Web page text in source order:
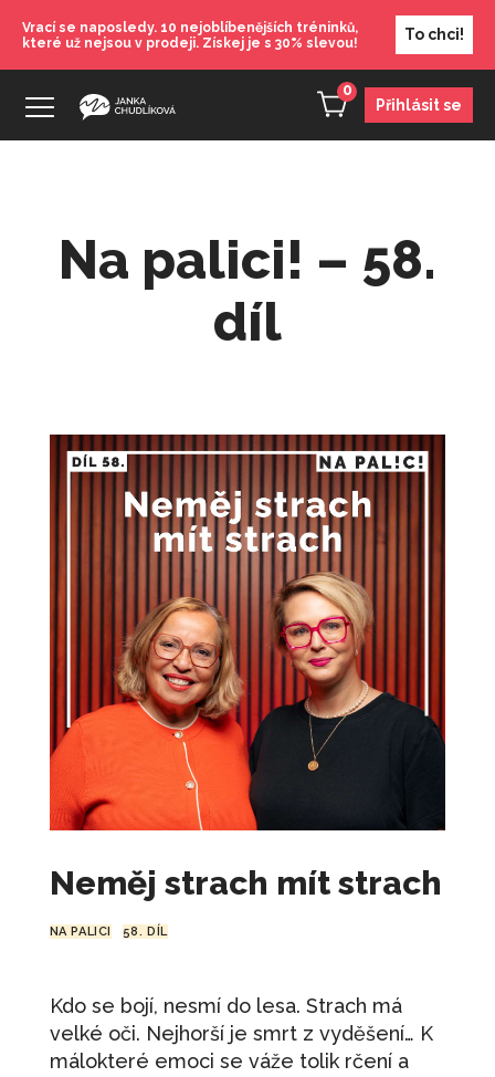
Vrací se naposledy. 10 nejoblíbenějších tréninků,
které už nejsou v prodeji. Získej je s 30% slevou!
To chci!
0
Přihlásit se
Na palici! – 58.
díl
Neměj strach mít strach
NA PALICI 58. DÍL
Kdo se bojí, nesmí do lesa. Strach má
velké oči. Nejhorší je smrt z vyděšení… K
málokteré emoci se váže tolik rčení a